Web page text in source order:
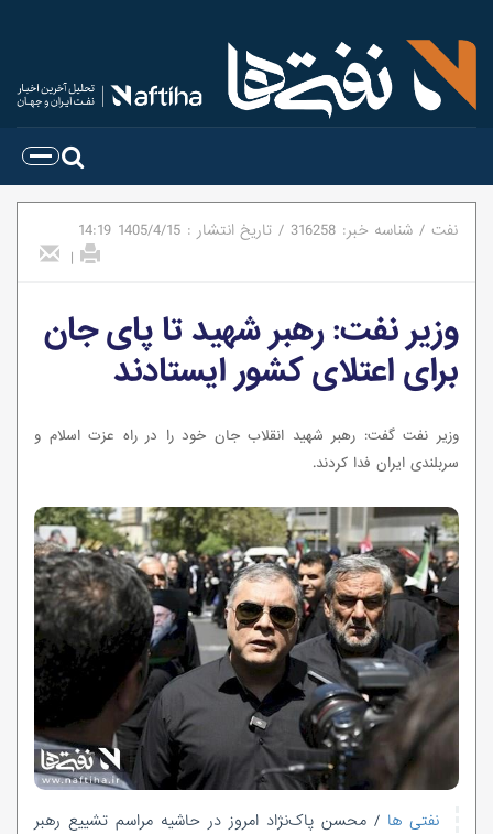
نفت / شناسه خبر: 316258
/ تاریخ انتشار : 1405/4/15
14:19
|
وزیر نفت: رهبر شهید تا پای جان
برای اعتلای کشور ایستادند
وزیر نفت گفت: رهبر شهید انقلاب جان خود را در راه عزت اسلام و
سربلندی ایران فدا کردند.
نفتی ها / محسن پاک‌نژاد امروز در حاشیه مراسم تشییع رهبر